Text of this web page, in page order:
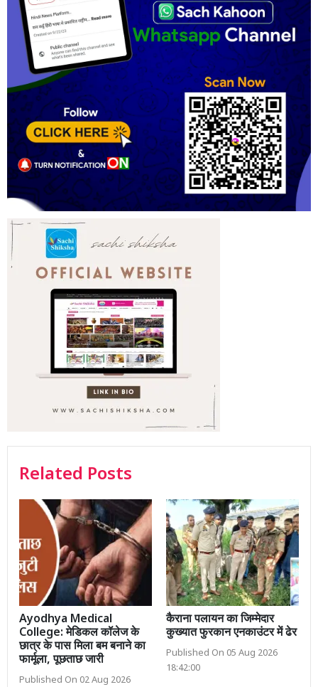
Related Posts
Ayodhya Medical
College: मेडिकल कॉलेज के
छात्र के पास मिला बम बनाने का
फार्मूला, पूछताछ जारी
Published On 02 Aug 2026
कैराना पलायन का जिम्मेदार
कुख्यात फुरकान एनकाउंटर में ढेर
Published On 05 Aug 2026
18:42:00